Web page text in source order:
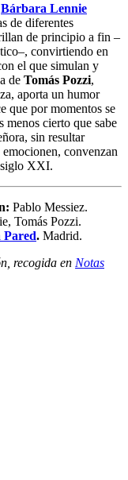
Bárbara Lennie
de diferentes
de principio a fin –
convirtiendo en
el que simulan y
de Tomás Pozzi,
aporta un humor
que por momentos se
menos cierto que sabe
sin resultar
convenzan
siglo XXI.
Pablo Messiez.
Tomás Pozzi.
Pared. Madrid.
recogida en Notas